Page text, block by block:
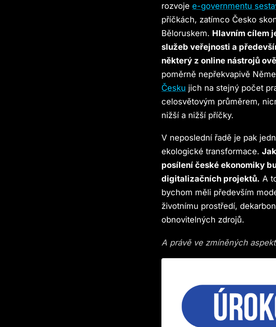
rozvojee-governmentu
příčkách, zatímco Česko
Běloruskem. Hlavním cílem
služeb veřejnosti a
některý z online nástrojů
poměrně nepřekvapivě
Česku jich na stejný počet
celosvětovým průměrem,
nižší a nižší příčky.
V neposlední řadě je pak
ekologické transformace.
posílení české ekonomiky
digitalizačních projektů. A
bychom měli především
životnímu prostředí,
obnovitelných zdrojů.
A právě ve zmíněných